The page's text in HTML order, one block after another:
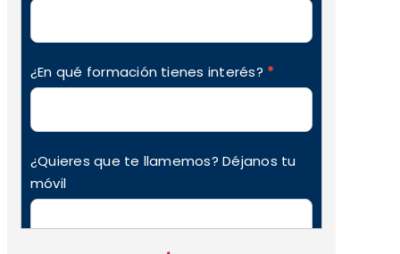
¿En qué formación tienes interés? *
¿Quieres que te llamemos? Déjanos tu
móvil